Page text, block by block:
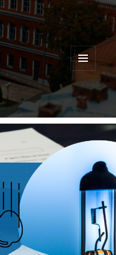
віджети